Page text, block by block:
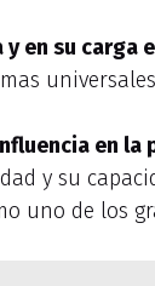
en su carga
en
y su
uno de los